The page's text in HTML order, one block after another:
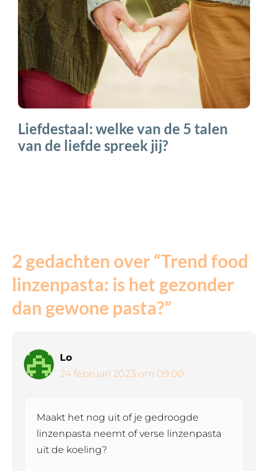
Liefdestaal: welke van de 5 talen
van de liefde spreek jij?
2 gedachten over “Trend food
linzenpasta: is het gezonder
dan gewone pasta?”
Lo
24 februari 2023 om 09:00
Maakt het nog uit of je gedroogde
linzenpasta neemt of verse linzenpasta
uit de koeling?